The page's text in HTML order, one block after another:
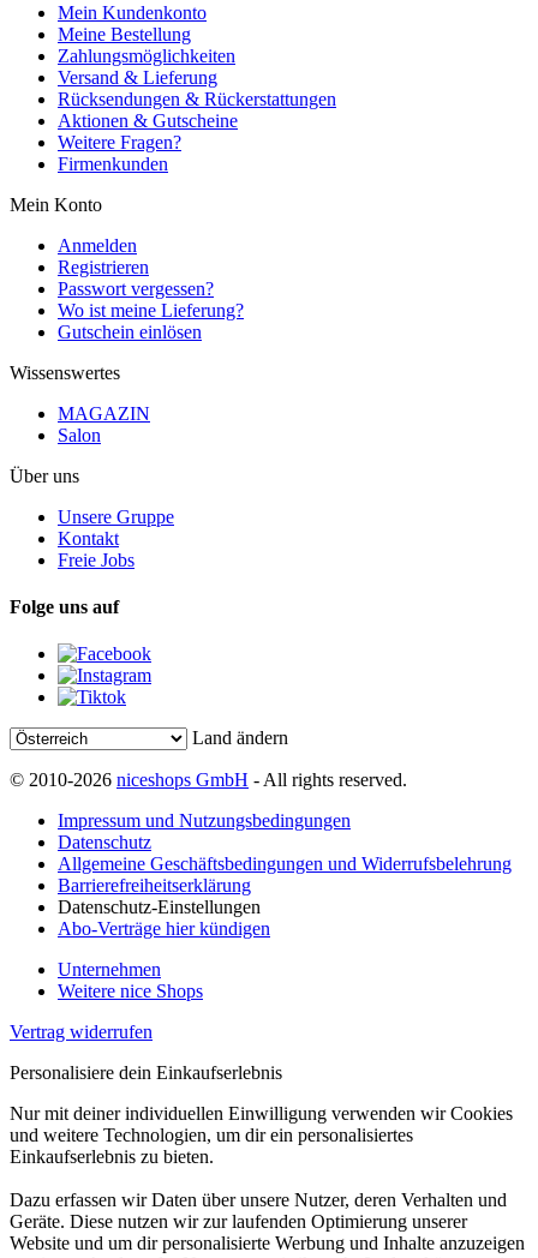
Mein Kundenkonto
Meine Bestellung
Zahlungsmöglichkeiten
Versand & Lieferung
Rücksendungen & Rückerstattungen
Aktionen & Gutscheine
Weitere Fragen?
Firmenkunden
Mein Konto
Anmelden
Registrieren
Passwort vergessen?
Wo ist meine Lieferung?
Gutschein einlösen
Wissenswertes
MAGAZIN
Salon
Über uns
Unsere Gruppe
Kontakt
Freie Jobs
Folge uns auf
Land ändern
© 2010-2026 niceshops GmbH - All rights reserved.
Impressum und Nutzungsbedingungen
Datenschutz
Allgemeine Geschäftsbedingungen und Widerrufsbelehrung
Barrierefreiheitserklärung
Datenschutz-Einstellungen
Abo-Verträge hier kündigen
Unternehmen
Weitere nice Shops
Vertrag widerrufen
Personalisiere dein Einkaufserlebnis
Nur mit deiner individuellen Einwilligung verwenden wir Cookies
und weitere Technologien, um dir ein personalisiertes
Einkaufserlebnis zu bieten.
Dazu erfassen wir Daten über unsere Nutzer, deren Verhalten und
Geräte. Diese nutzen wir zur laufenden Optimierung unserer
Website und um dir personalisierte Werbung und Inhalte anzuzeigen